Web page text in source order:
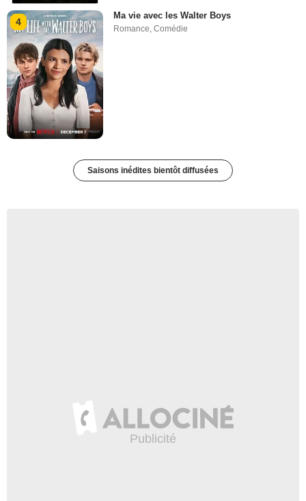
4
Ma vie avec les Walter Boys
Romance,Comédie
Saisons inédites bientôt diffusées